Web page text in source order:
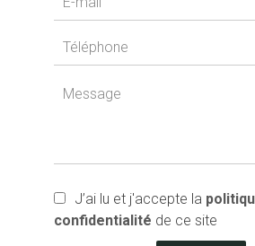
J’ai lu et j'accepte la
confidentialité de ce site